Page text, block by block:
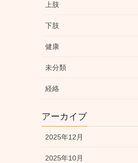
上肢
下肢
健康
未分類
経絡
アーカイブ
2025年12月
2025年10月